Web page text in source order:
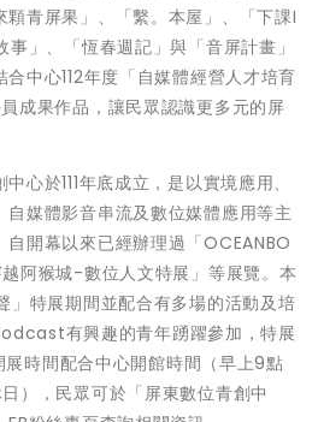
青屏果」、「繫。本屋」、「下課I
」、「恆春週記」與「音屏計畫」
中心112年度「自媒體經營人才培育
成果作品，讓民眾認識更多元的屏
心於111年底成立，是以實境應用、
媒體影音串流及數位媒體應用等主
開幕以來已經辦理過「OCEANBO
阿猴城-數位人文特展」等展覽。本
」特展期間並配合有多場的活動及培
有興趣的青年踴躍參加，特展
展時間配合中心開館時間（早上9點
），民眾可於「屏東數位青創中